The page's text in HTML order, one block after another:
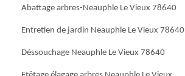
Abattage arbres-Neauphle Le Vieux 78640
Entretien de jardin Neauphle Le Vieux 78640
Déssouchage Neauphle Le Vieux 78640